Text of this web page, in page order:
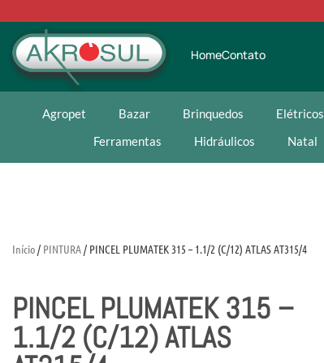
HomeContato
Agropet Bazar Brinquedos Elétricos
Ferramentas
Hidráulicos Natal
Início/ PINTURA/ PINCEL PLUMATEK 315 – 1.1/2 (C/12) ATLAS AT315/4
PINCEL PLUMATEK 315 –
1.1/2 (C/12) ATLAS